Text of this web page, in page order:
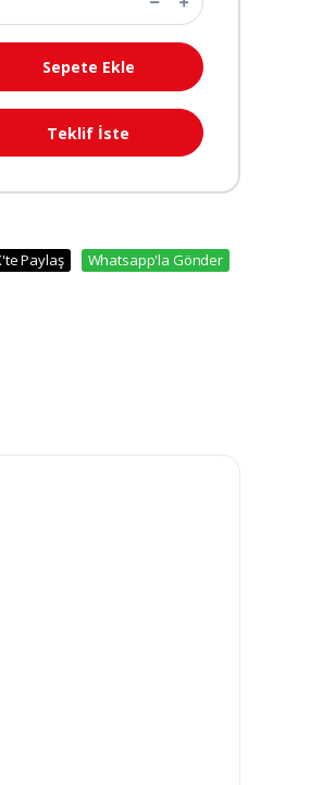
Sepete Ekle
Teklif İste
Paylaş Whatsapp'la Gönder